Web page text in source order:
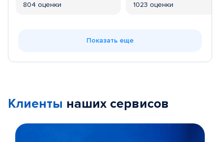
804 оценки 1023 оценки
Показать еще
Клиенты наших сервисов